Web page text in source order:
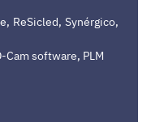
ReSicled, Synérgico,
Cam software, PLM